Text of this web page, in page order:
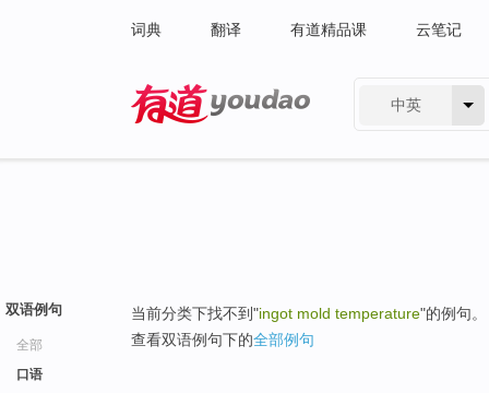
词典 翻译 有道精品课 云笔记
中英
双语例句
全部
口语
当前分类下找不到"ingot mold temperature"的例句。
查看双语例句下的全部例句